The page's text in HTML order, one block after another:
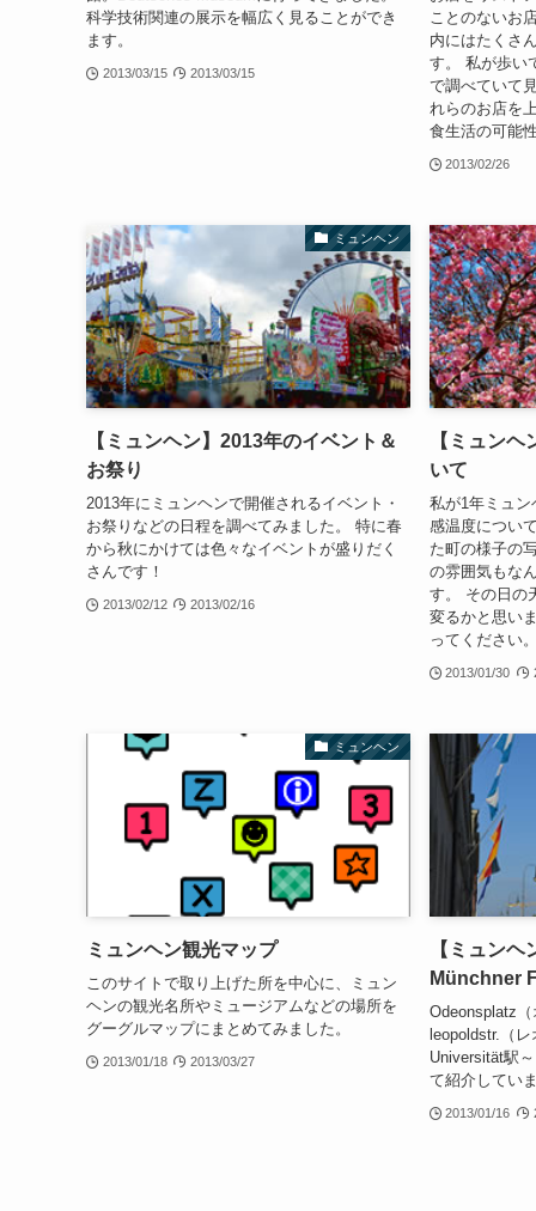
科学技術関連の展示を幅広く見ることができ
ます。
2013/03/15 2013/03/15
ことのないお
内にはたくさ
す。 私が歩い
で調べていて
れらのお店を
食生活の可能
2013/02/26
ミュンヘン
【ミュンヘン】2013年のイベント＆
お祭り
2013年にミュンヘンで開催されるイベント・
お祭りなどの日程を調べてみました。 特に春
から秋にかけては色々なイベントが盛りだく
さんです！
2013/02/12 2013/02/16
【ミュン
いて
私が1年ミュ
感温度につい
た町の様子の
の雰囲気もな
す。 その日の
変るかと思い
ってください
2013/01/30
ミュンヘン
ミュンヘン観光マップ
このサイトで取り上げた所を中心に、ミュン
ヘンの観光名所やミュージアムなどの場所を
グーグルマップにまとめてみました。
2013/01/18 2013/03/27
【ミュン
Münchner
Odeonsplatz
leopoldstr.（
Universität駅
て紹介してい
2013/01/16